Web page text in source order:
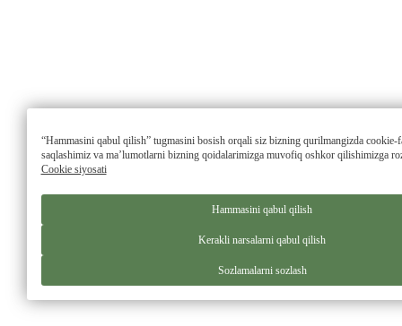
“Hammasini qabul qilish” tugmasini bosish orqali siz bizning qurilmangizda cookie-
saqlashimiz va maʼlumotlarni bizning qoidalarimizga muvofiq oshkor qilishimizga
Cookie siyosati
Hammasini qabul qilish
Kerakli narsalarni qabul qilish
Sozlamalarni sozlash